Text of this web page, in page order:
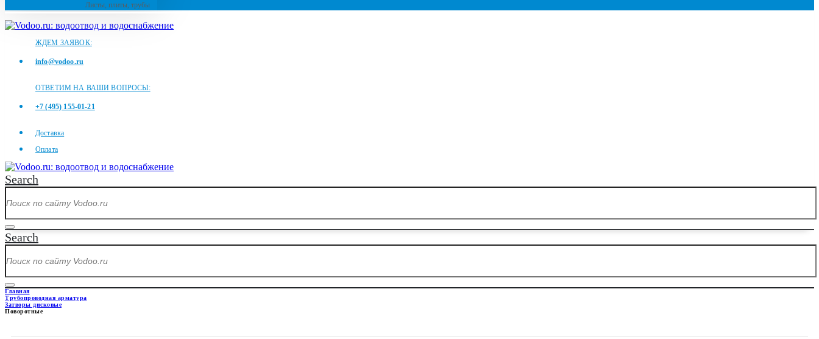
Листы, плиты, трубы
ЖДЕМ ЗАЯВОК:
info@vodoo.ru
ОТВЕТИМ НА ВАШИ ВОПРОСЫ:
+7 (495) 155-01-21
Доставка
Оплата
Search
Search
Главная
Трубопроводная арматура
Затворы дисковые
Поворотные